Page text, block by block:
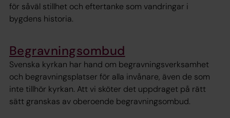
för såväl stillhet och eftertanke som vandringar i
bygdens historia.
Begravningsombud
Svenska kyrkan har hand om begravningsverksamhet
och begravningsplatser för alla invånare, även de som
inte tillhör kyrkan. Att vi sköter det uppdraget på rätt
sätt granskas av oberoende begravningsombud.